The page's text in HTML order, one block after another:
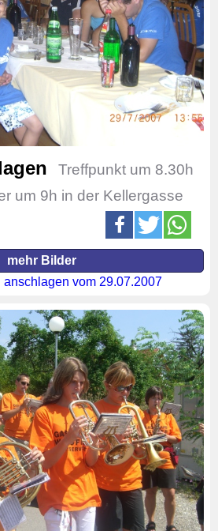
Treffpunkt um 8.30h
um 9h in der Kellergasse
mehr Bilder
anschlagen vom 29.07.2007